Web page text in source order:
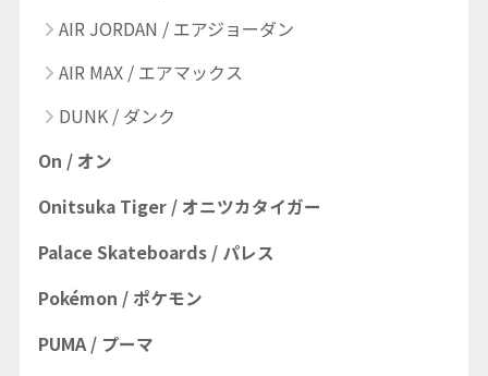
AIR JORDAN / エアジョーダン
AIR MAX / エアマックス
DUNK / ダンク
On / オン
Onitsuka Tiger / オニツカタイガー
Palace Skateboards / パレス
Pokémon / ポケモン
PUMA / プーマ